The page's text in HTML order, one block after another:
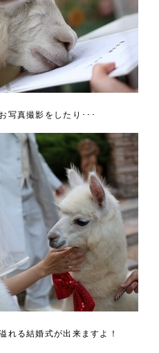
写真撮影をしたり･･･
れる結婚式が出来ますよ！